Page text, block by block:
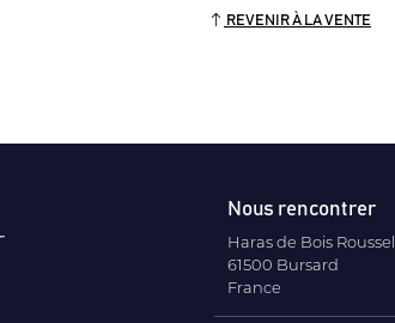
REVENIR À LA VENTE
Nous rencontrer
Haras de Bois Roussel
61500 Bursard
France